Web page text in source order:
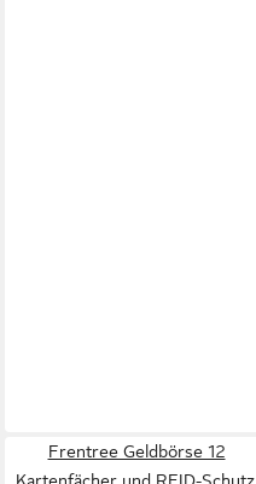
Frentree Geldbörse 12
Kartenfächer und RFID-Schutz,